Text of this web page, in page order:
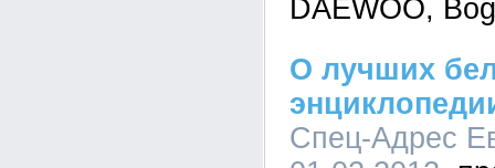
DAEWOO,
О лучших
Спец-Адрес